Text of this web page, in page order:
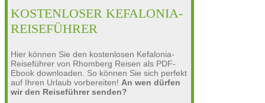
KOSTENLOSER KEFALONIA-
REISEFÜHRER
Hier können Sie den kostenlosen Kefalonia-
Reiseführer von Rhomberg Reisen als PDF-
Ebook downloaden. So können Sie sich perfekt
auf Ihren Urlaub vorbereiten! An wen dürfen
wir den Reiseführer senden?